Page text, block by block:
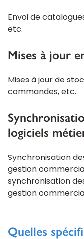
Envoi de
etc.
Mises à jour
Mises à jour de
commandes, etc.
logiciels
Synchronisation
gestion
synchronisation
gestion
Quelles